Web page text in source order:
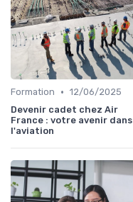
Formation • 12/06/2025
Devenir cadet chez Air
France : votre avenir dans
l'aviation